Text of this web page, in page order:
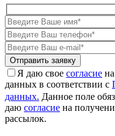
Я даю свое согласие
данных в соответствии с
данных. Данное поле
даю согласие на
рассылок.